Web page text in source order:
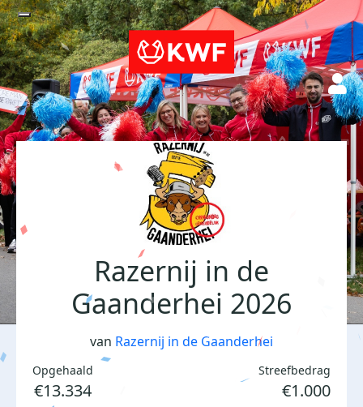
Razernij in de
Gaanderhei 2026
van Razernij in de Gaanderhei
Opgehaald
€13.334
Streefbedrag
€1.000